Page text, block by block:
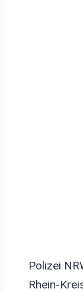
Polizei
Rhein-